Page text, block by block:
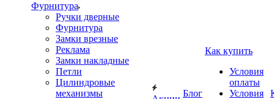
Фурнитура
Ручки дверные
Фурнитура
Замки врезные
Реклама
Замки накладные
Петли
Цилиндровые
механизмы
Блог
Как купить
Условия
оплаты
Условия